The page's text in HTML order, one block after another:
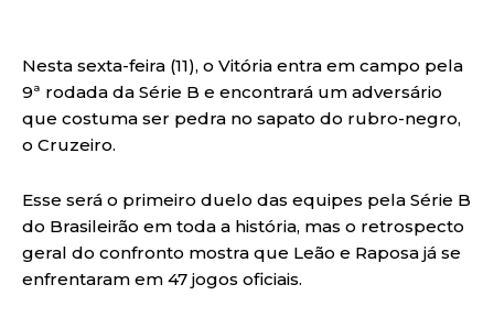
Nesta sexta-feira (11), o Vitória entra em campo pela
9ª rodada da Série B e encontrará um adversário
que costuma ser pedra no sapato do rubro-negro,
o Cruzeiro.
Esse será o primeiro duelo das equipes pela Série B
do Brasileirão em toda a história, mas o retrospecto
geral do confronto mostra que Leão e Raposa já se
enfrentaram em 47 jogos oficiais.